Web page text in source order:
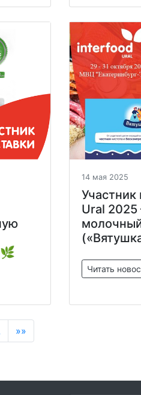
14 мая 2025
Участник
Ural
Читать
»»